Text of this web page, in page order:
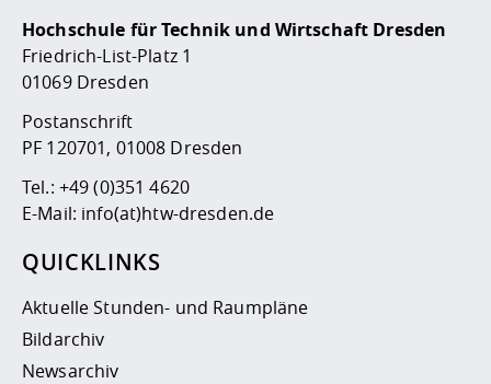
Hochschule für Technik und Wirtschaft Dresden
Friedrich-List-Platz 1
01069 Dresden
Postanschrift
PF 120701, 01008 Dresden
Tel.: +49 (0)351 4620
E-Mail: info(at)htw-dresden.de
QUICKLINKS
Aktuelle Stunden- und Raumpläne
Bildarchiv
Newsarchiv